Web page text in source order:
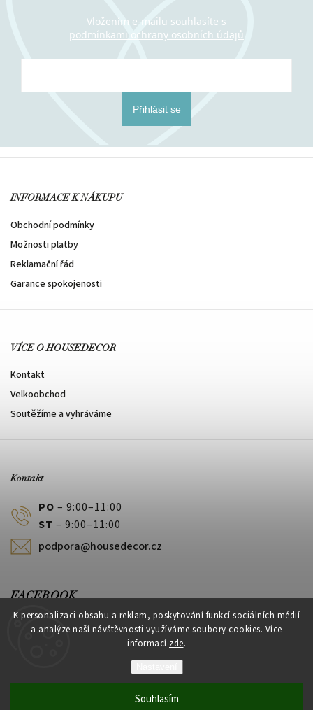
K personalizaci obsahu a reklam, poskytování funkcí sociálních médií
a analýze naší návštěvnosti využíváme soubory cookies. Více
informací zde.
Souhlasím
Vložením e-mailu souhlasíte s
podmínkami ochrany osobních údajů
Přihlásit se
INFORMACE K NÁKUPU
Obchodní podmínky
Možnosti platby
Reklamační řád
Garance spokojenosti
VÍCE O HOUSEDECOR
Kontakt
Velkoobchod
Soutěžíme a vyhráváme
Kontakt
PO – 9:00–11:00
ST – 9:00–11:00
podpora@housedecor.cz
FACEBOOK